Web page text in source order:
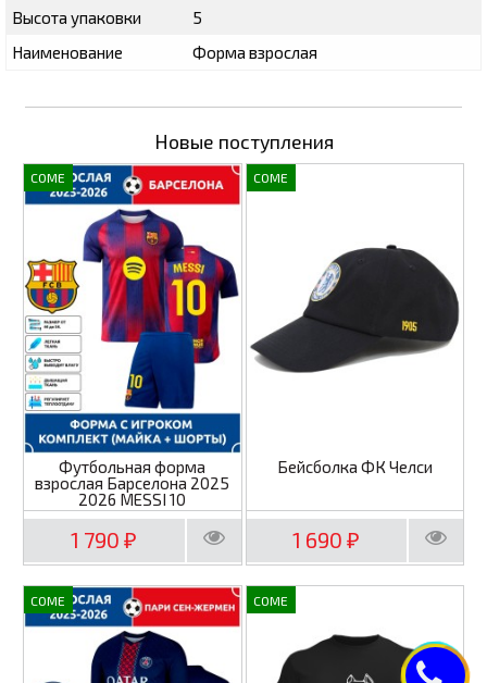
Высота упаковки
5
Наименование
Форма взрослая
Новые поступления
COME
Футбольная форма
взрослая Барселона 2025
2026 MESSI 10
1 790₽
COME
Бейсболка ФК Челси
1 690₽
COME COME